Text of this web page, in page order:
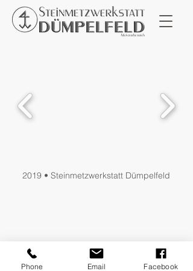
2019 • Steinmetzwerkstatt Dümpelfeld
Phone Email Facebook